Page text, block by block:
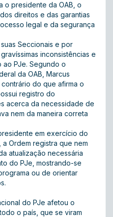
o presidente da OAB, o
direitos e das garantias
legal e da segurança
Seccionais e por
inconsistências e
PJe. Segundo o
da OAB, Marcus
do que afirma o
registro do
acerca da necessidade de
nem da maneira correta
em exercício do
Ordem registra que nem
atualização necessária
do PJe, mostrando-se
ou de orientar
do PJe afetou o
o país, que se viram